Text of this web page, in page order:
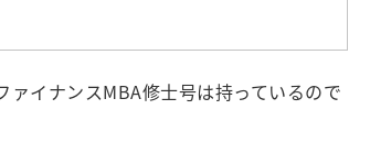
イナンスMBA修士号は持っているので